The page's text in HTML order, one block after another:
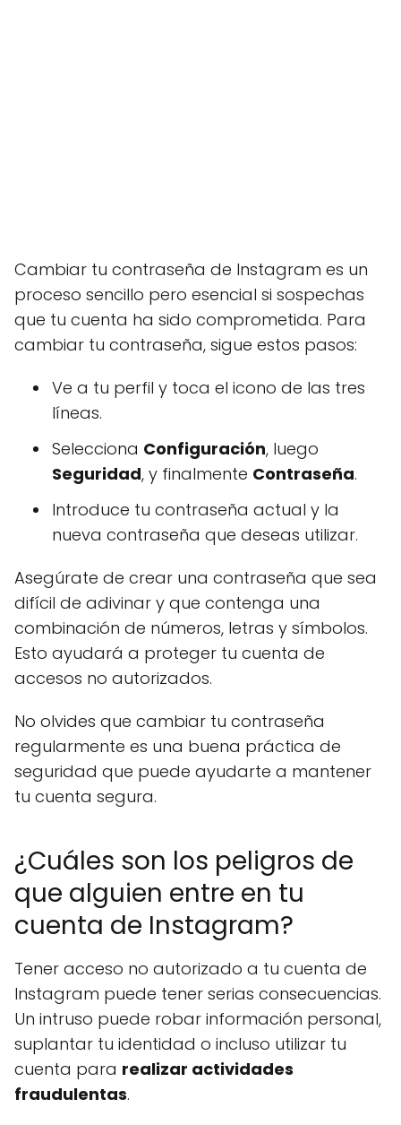
Cambiar tu contraseña de Instagram es un
proceso sencillo pero esencial si sospechas
que tu cuenta ha sido comprometida. Para
cambiar tu contraseña, sigue estos pasos:
Ve a tu perfil y toca el icono de las tres
líneas.
Selecciona Configuración, luego
Seguridad, y finalmente Contraseña.
Introduce tu contraseña actual y la
nueva contraseña que deseas utilizar.
Asegúrate de crear una contraseña que sea
difícil de adivinar y que contenga una
combinación de números, letras y símbolos.
Esto ayudará a proteger tu cuenta de
accesos no autorizados.
No olvides que cambiar tu contraseña
regularmente es una buena práctica de
seguridad que puede ayudarte a mantener
tu cuenta segura.
¿Cuáles son los peligros de
que alguien entre en tu
cuenta de Instagram?
Tener acceso no autorizado a tu cuenta de
Instagram puede tener serias consecuencias.
Un intruso puede robar información personal,
suplantar tu identidad o incluso utilizar tu
cuenta para realizar actividades
fraudulentas.